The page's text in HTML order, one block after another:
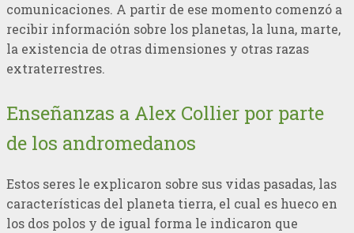
comunicaciones. A partir de ese momento comenzó a
recibir información sobre los planetas, la luna, marte,
la existencia de otras dimensiones y otras razas
extraterrestres.
Enseñanzas a Alex Collier por parte
de los andromedanos
Estos seres le explicaron sobre sus vidas pasadas, las
características del planeta tierra, el cual es hueco en
los dos polos y de igual forma le indicaron que